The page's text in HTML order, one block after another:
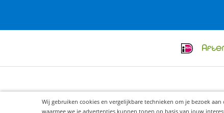
Wij gebruiken cookies en vergelijkbare technieken om je bezoek
waarmee we je advertenties kunnen tonen op basis van jouw